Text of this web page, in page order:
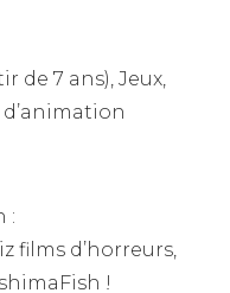
de 7 ans), Jeux,
:
films d’horreurs,
!